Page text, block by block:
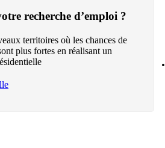
recherche d’emploi ?
territoires où les chances de
plus fortes en réalisant un